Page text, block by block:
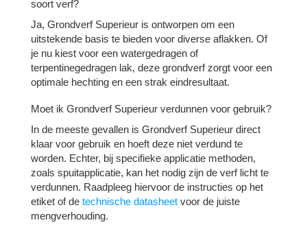
soort verf?
Ja, Grondverf Superieur is ontworpen om een
uitstekende basis te bieden voor diverse aflakken. Of
je nu kiest voor een watergedragen of
terpentinegedragen lak, deze grondverf zorgt voor een
optimale hechting en een strak eindresultaat.
Moet ik Grondverf Superieur verdunnen voor gebruik?
In de meeste gevallen is Grondverf Superieur direct
klaar voor gebruik en hoeft deze niet verdund te
worden. Echter, bij specifieke applicatie methoden,
zoals spuitapplicatie, kan het nodig zijn de verf licht te
verdunnen. Raadpleeg hiervoor de instructies op het
etiket of de technische datasheet voor de juiste
mengverhouding.